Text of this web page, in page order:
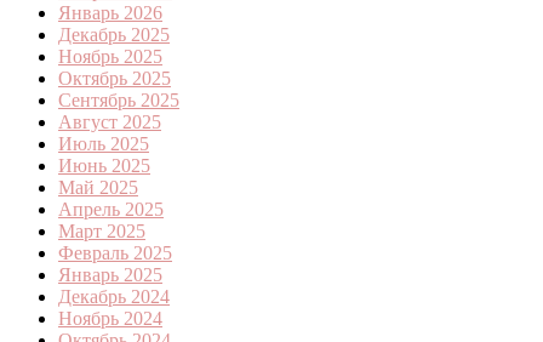
Январь 2026
Декабрь 2025
Ноябрь 2025
Октябрь 2025
Сентябрь 2025
Август 2025
Июль 2025
Июнь 2025
Май 2025
Апрель 2025
Март 2025
Февраль 2025
Январь 2025
Декабрь 2024
Ноябрь 2024